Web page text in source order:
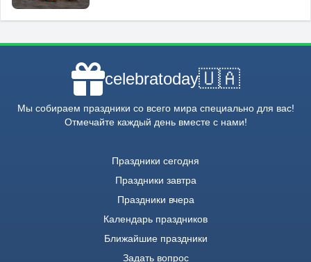
celebratoday🇺🇦
Мы собираем праздники со всего мира специально для вас!
Отмечайте каждый день вместе с нами!
Праздники сегодня
Праздники завтра
Праздники вчера
Календарь праздников
Ближайшие праздники
Задать вопрос